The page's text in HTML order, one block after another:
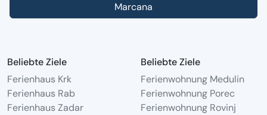
Marcana
Beliebte Ziele
Ferienhaus Krk
Ferienhaus Rab
Ferienhaus Zadar
Beliebte Ziele
Ferienwohnung Medulin
Ferienwohnung Porec
Ferienwohnung Rovinj